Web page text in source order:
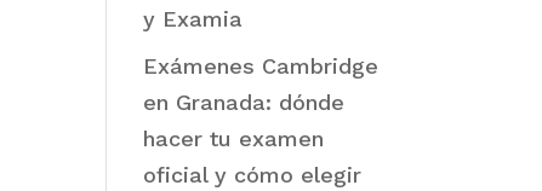
y Examia
Exámenes Cambridge
en Granada: dónde
hacer tu examen
oficial y cómo elegir